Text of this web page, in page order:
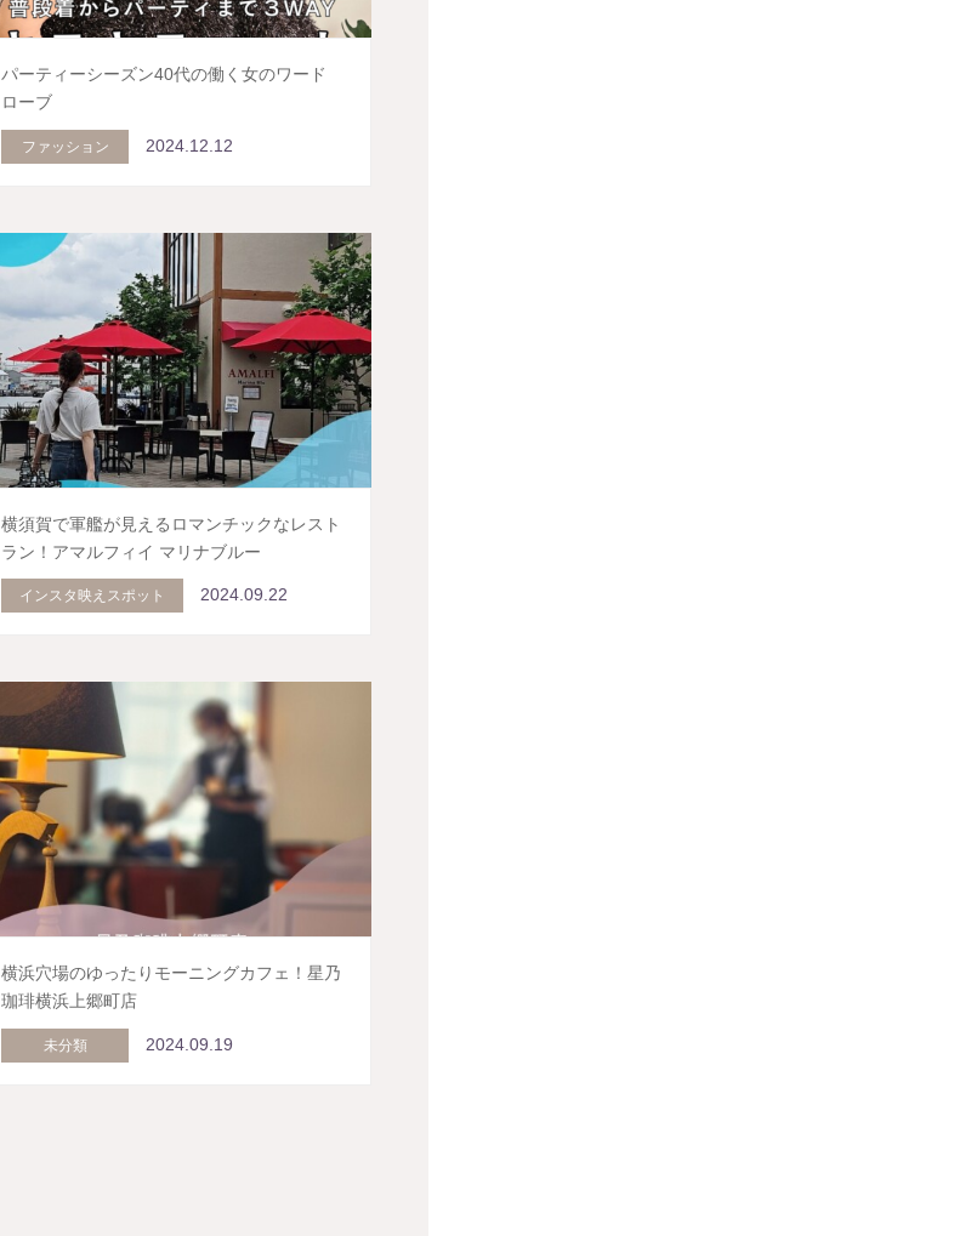
パーティーシーズン40代の働く女のワード
ローブ
ファッション 2024.12.12
横須賀で軍艦が見えるロマンチックなレスト
ラン！アマルフィイ マリナブルー
インスタ映えスポット 2024.09.22
横浜穴場のゆったりモーニングカフェ！星乃
珈琲横浜上郷町店
未分類 2024.09.19